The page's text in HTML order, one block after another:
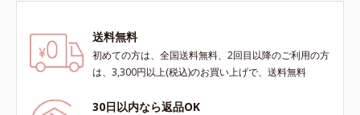
送料無料
初めての方は、全国送料無料、2回目以降のご利用の方
は、3,300円以上(税込)のお買い上げで、送料無料
30日以内なら返品OK